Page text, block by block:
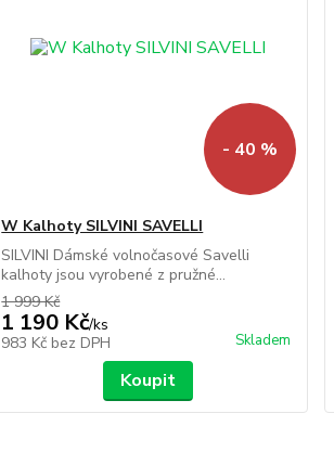
- 40 %
W Kalhoty SILVINI SAVELLI
SILVINI Dámské volnočasové Savelli
kalhoty jsou vyrobené z pružné...
1 999 Kč
1 190 Kč/ks
983 Kč bez DPH Skladem
Koupit